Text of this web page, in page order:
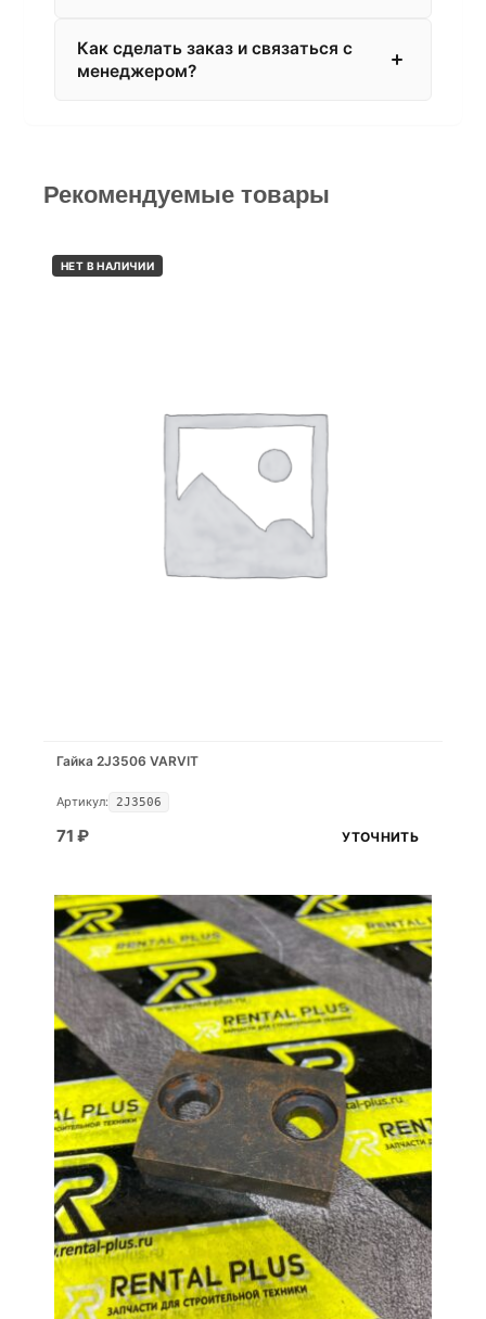
Как сделать заказ и связаться с
менеджером?
Рекомендуемые товары
НЕТ В НАЛИЧИИ
Гайка 2J3506 VARVIT
Артикул: 2J3506
71 ₽ УТОЧНИТЬ